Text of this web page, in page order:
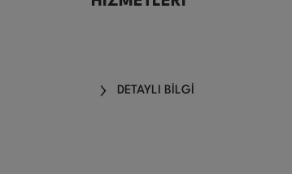
DETAYLI BİLGİ